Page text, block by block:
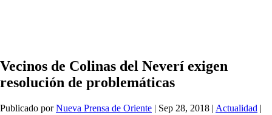
Vecinos de Colinas del Neverí exigen
resolución de problemáticas
Publicado porNueva Prensa de Oriente | Sep 28, 2018 | Actualidad |